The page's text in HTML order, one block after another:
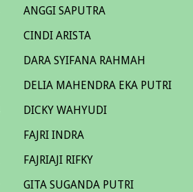
ANGGI SAPUTRA
CINDI ARISTA
DARA SYIFANA RAHMAH
DELIA MAHENDRA EKA PUTRI
DICKY WAHYUDI
FAJRI INDRA
FAJRIAJI RIFKY
GITA SUGANDA PUTRI